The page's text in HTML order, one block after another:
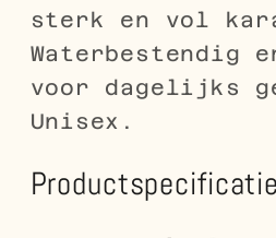
sterk en vol
Waterbestendig
voor dagelijks
Unisex.